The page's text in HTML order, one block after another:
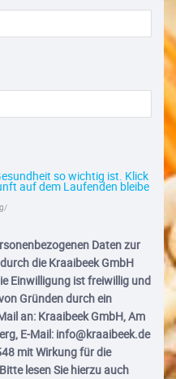
so wichtig ist. Klick
auf dem Laufenden bleibe
Daten zur
die Kraaibeek GmbH
Einwilligung ist freiwillig und
Gründen durch ein
an: Kraaibeek GmbH, Am
E-Mail: info@kraaibeek.de
mit Wirkung für die
lesen Sie hierzu auch